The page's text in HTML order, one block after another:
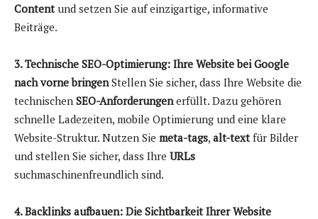
Contentund setzen Sie auf einzigartige, informative
Beiträge.
3. Technische SEO-Optimierung: Ihre Website bei Google
nach vorne bringen Stellen Sie sicher, dass Ihre Website die
technischen SEO-Anforderungen erfüllt. Dazu gehören
schnelle Ladezeiten, mobile Optimierung und eine klare
Website-Struktur. Nutzen Sie meta-tags, alt-textfür Bilder
und stellen Sie sicher, dass Ihre URLs
suchmaschinenfreundlich sind.
4. Backlinks aufbauen: Die Sichtbarkeit Ihrer Website